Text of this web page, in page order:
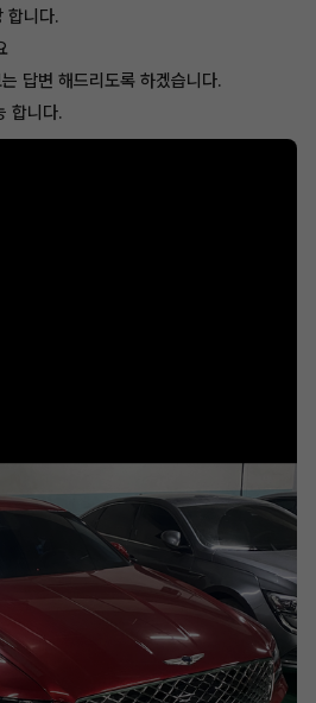
합니다.
답변 해드리도록 하겠습니다.
합니다.